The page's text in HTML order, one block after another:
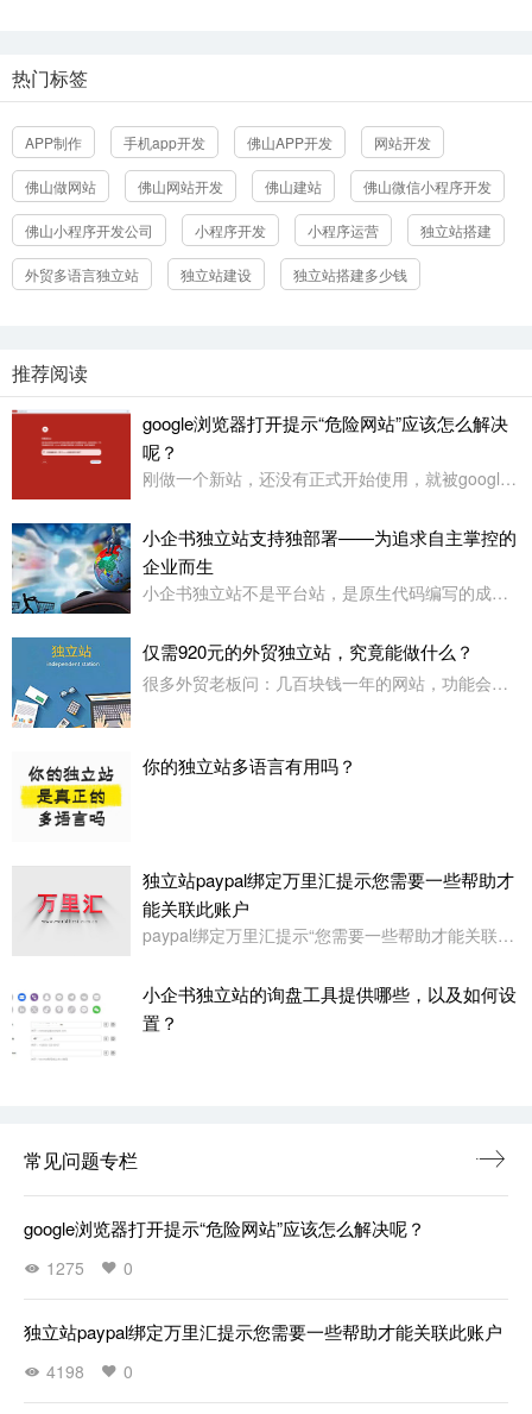
热门标签
APP制作 手机app开发 佛山APP开发 网站开发
佛山做网站 佛山网站开发 佛山建站 佛山微信小程序开发
佛山小程序开发公司 小程序开发 小程序运营 独立站搭建
外贸多语言独立站 独立站建设 独立站搭建多少钱
推荐阅读
google浏览器打开提示“危险网站”应该怎么解决
呢？
刚做一个新站，还没有正式开始使用，就被google浏览器定义为“危险网站”了，其它浏览器没有任何提示或影响
小企书独立站支持独部署——为追求自主掌控的
企业而生
小企书独立站不是平台站，是原生代码编写的成品站。不依赖于任何第三方平台，所以是支持客户自行购买服务器，并把网站搭建在自己的服务器上使用！
仅需920元的外贸独立站，究竟能做什么？
很多外贸老板问：几百块钱一年的网站，功能会不会很简陋？小企书专业版本用实力告诉你：920元，足够打造一个专业级的外贸展示站。
你的独立站多语言有用吗？
独立站paypal绑定万里汇提示您需要一些帮助才
能关联此账户
paypal绑定万里汇提示“您需要一些帮助才能关联此账户。请联系我们寻求帮助,或者您也可以绑定其它账户”
小企书独立站的询盘工具提供哪些，以及如何设
置？
常见问题专栏
google浏览器打开提示“危险网站”应该怎么解决呢？
1275 0
独立站paypal绑定万里汇提示您需要一些帮助才能关联此账户
4198 0